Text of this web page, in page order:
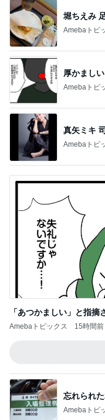
堀ちえみ
Amebaトピ
厚かまし
Amebaトピ
真矢ミキ
Amebaトピ
「あつかましい」と指摘
Amebaトピックス 15時間前
忘れられ
Amebaトピ